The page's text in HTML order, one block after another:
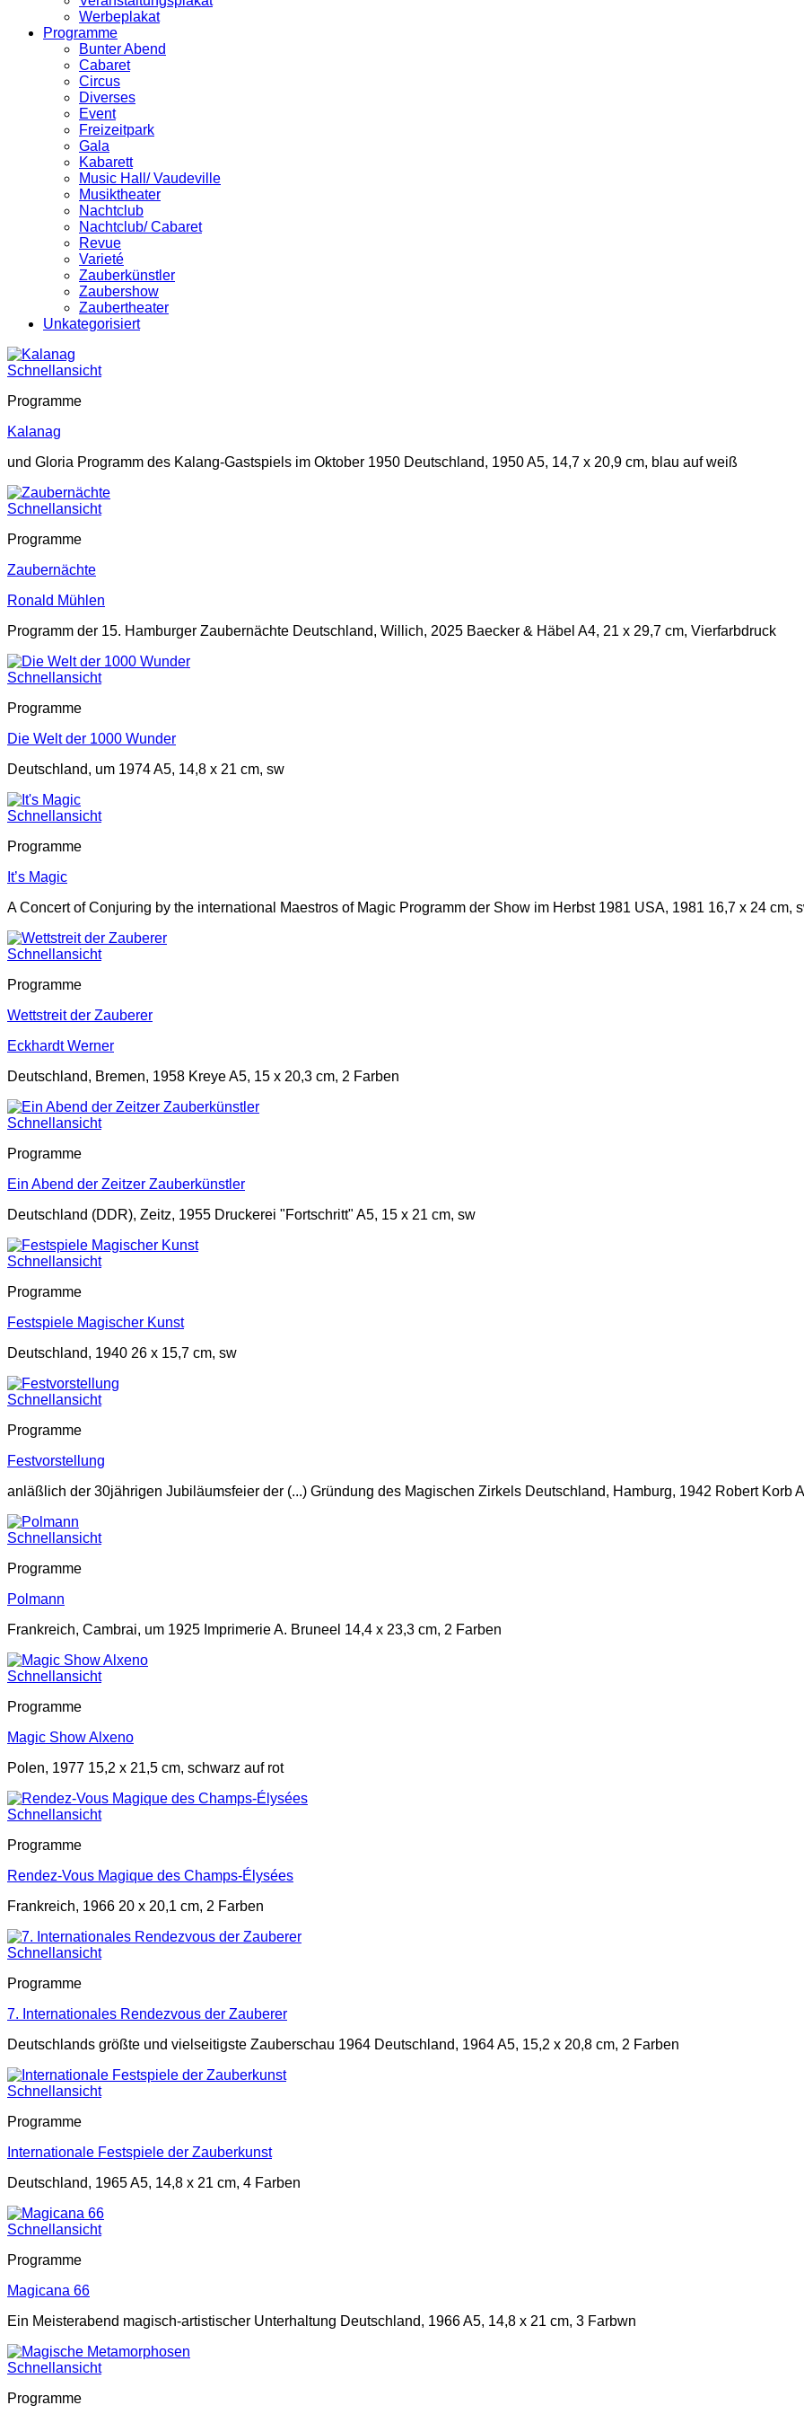
Werbeplakat
Programme
Bunter Abend
Cabaret
Circus
Diverses
Event
Freizeitpark
Gala
Kabarett
Music Hall/ Vaudeville
Musiktheater
Nachtclub
Nachtclub/ Cabaret
Revue
Varieté
Zauberkünstler
Zaubershow
Zaubertheater
Unkategorisiert
Schnellansicht
Programme
Kalanag
und Gloria Programm des Kalang-Gastspiels im Oktober 1950 Deutschland, 1950 A5, 14,7 x 20,9 cm, blau auf weiß
Schnellansicht
Programme
Zaubernächte
Ronald Mühlen
Programm der 15. Hamburger Zaubernächte Deutschland, Willich, 2025 Baecker & Häbel A4, 21 x 29,7 cm, Vierfarbdruck
Schnellansicht
Programme
Die Welt der 1000 Wunder
Deutschland, um 1974 A5, 14,8 x 21 cm, sw
Schnellansicht
Programme
It’s Magic
A Concert of Conjuring by the international Maestros of Magic Programm der Show im Herbst 1981 USA, 1981 16,7 x 24 cm,
Schnellansicht
Programme
Wettstreit der Zauberer
Eckhardt Werner
Deutschland, Bremen, 1958 Kreye A5, 15 x 20,3 cm, 2 Farben
Schnellansicht
Programme
Ein Abend der Zeitzer Zauberkünstler
Deutschland (DDR), Zeitz, 1955 Druckerei "Fortschritt" A5, 15 x 21 cm, sw
Schnellansicht
Programme
Festspiele Magischer Kunst
Deutschland, 1940 26 x 15,7 cm, sw
Schnellansicht
Programme
Festvorstellung
anläßlich der 30jährigen Jubiläumsfeier der (...) Gründung des Magischen Zirkels Deutschland, Hamburg, 1942 Robert Korb
Schnellansicht
Programme
Polmann
Frankreich, Cambrai, um 1925 Imprimerie A. Bruneel 14,4 x 23,3 cm, 2 Farben
Schnellansicht
Programme
Magic Show Alxeno
Polen, 1977 15,2 x 21,5 cm, schwarz auf rot
Schnellansicht
Programme
Rendez-Vous Magique des Champs-Élysées
Frankreich, 1966 20 x 20,1 cm, 2 Farben
Schnellansicht
Programme
7. Internationales Rendezvous der Zauberer
Deutschlands größte und vielseitigste Zauberschau 1964 Deutschland, 1964 A5, 15,2 x 20,8 cm, 2 Farben
Schnellansicht
Programme
Internationale Festspiele der Zauberkunst
Deutschland, 1965 A5, 14,8 x 21 cm, 4 Farben
Schnellansicht
Programme
Magicana 66
Ein Meisterabend magisch-artistischer Unterhaltung Deutschland, 1966 A5, 14,8 x 21 cm, 3 Farbwn
Schnellansicht
Programme